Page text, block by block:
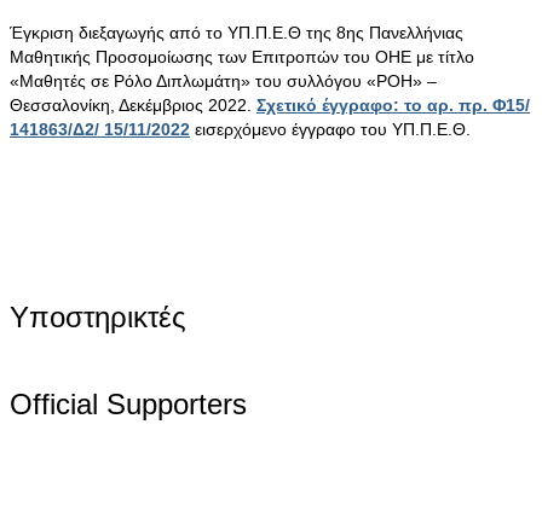
Έγκριση διεξαγωγής από το ΥΠ.Π.Ε.Θ της 8ης Πανελλήνιας
Μαθητικής Προσομοίωσης των Επιτροπών του ΟΗΕ με τίτλο
«Μαθητές σε Ρόλο Διπλωμάτη» του συλλόγου «ΡΟΗ» –
Θεσσαλονίκη, Δεκέμβριος 2022. Σχετικό έγγραφο: το αρ. πρ. Φ15/
141863/Δ2/ 15/11/2022 εισερχόμενο έγγραφο του ΥΠ.Π.Ε.Θ.
Υποστηρικτές
Official Supporters